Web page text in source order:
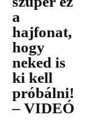
a
hajfonat,
hogy
neked is
ki kell
próbálni!
– VIDEÓ